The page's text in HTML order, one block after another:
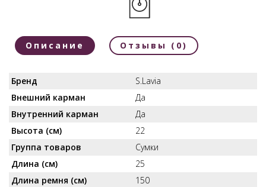
Описание Отзывы (0)
Бренд
S.Lavia
Внешний карман
Да
Внутренний карман
Да
Высота (см)
22
Группа товаров
Сумки
Длина (см)
25
Длина ремня (см)
150